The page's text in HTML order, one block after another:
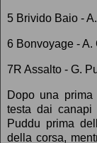
5 Brivido Baio -
6 Bonvoyage - A.
7R Assalto - G.
Dopo una
testa dai canapi
Puddu prima
della corsa,